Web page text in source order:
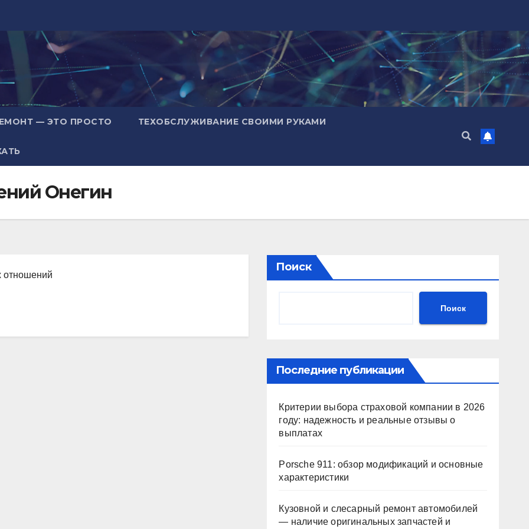
— ЭТО ПРОСТО ТЕХОБСЛУЖИВАНИЕ СВОИМИ РУКАМИ
Онегин
отношений
Поиск
Поиск
Последние публикации
Критерии выбора страховой компании в 2026
году: надежность и реальные отзывы о
выплатах
Porsche 911: обзор модификаций и основные
характеристики
Кузовной и слесарный ремонт автомобилей
— наличие оригинальных запчастей и